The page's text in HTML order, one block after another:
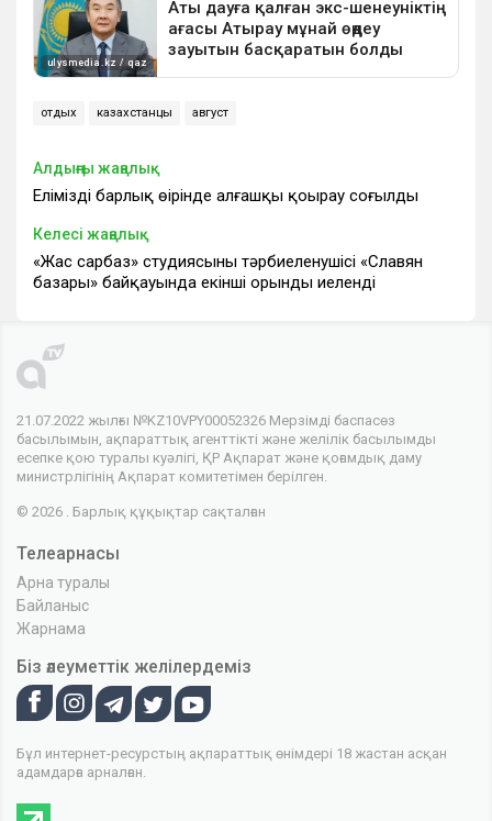
отдых казахстанцы август
Алдыңғы жаңалық
Еліміздің барлық өңірінде алғашқы қоңырау соғылды
Келесі жаңалық
«Жас сарбаз» студиясының тәрбиеленушісі «Славян
базары» байқауында екінші орынды иеленді
21.07.2022 жылғы №KZ10VPY00052326 Мерзімді баспасөз
басылымын, ақпараттық агенттікті және желілік басылымды
есепке қою туралы куәлігі, ҚР Ақпарат және қоғамдық даму
министрлігінің Ақпарат комитетімен берілген.
© 2026 . Барлық құқықтар сақталған
Телеарнасы
Арна туралы
Байланыс
Жарнама
Біз әлеуметтік желілердеміз
Бұл интернет-ресурстың ақпараттық өнімдері 18 жастан асқан
адамдарға арналған.